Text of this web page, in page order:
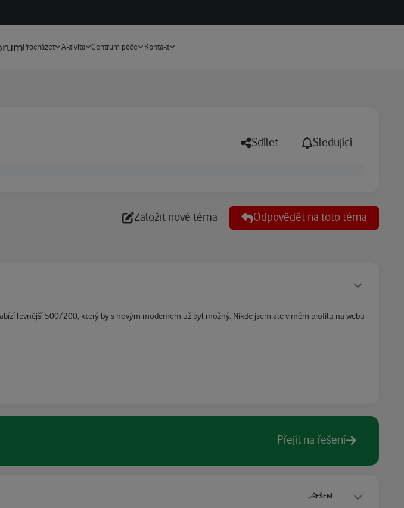
Procházet Aktivita Centrum péče Kontakt
Sdílet Sledující
Založit nové téma Odpovědět na toto téma
levnější 500/200, který by s novým modemem už byl možný. Nikde jsem ale v mém profilu na webu
Přejít na řešení
ŘEŠENÍ